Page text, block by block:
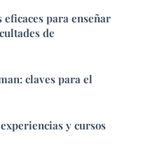
eficaces para enseñar
de
claves para el
y cursos